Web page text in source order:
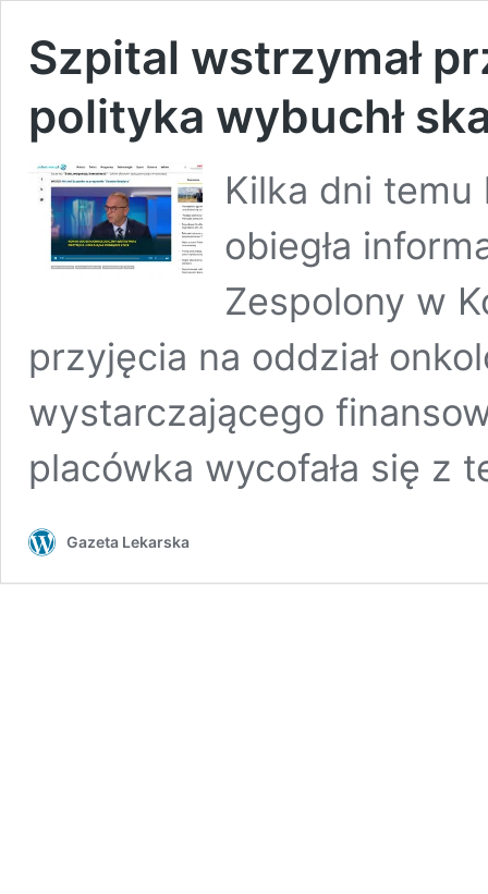
Szpital wstrzymał
polityka wybuchł
Kilka dni temu
obiegła
Zespolony w
przyjęcia na oddział
wystarczającego
placówka wycofała się z
Gazeta Lekarska